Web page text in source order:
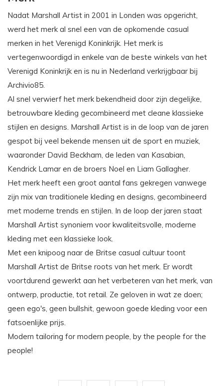
Nadat Marshall Artist in 2001 in Londen was opgericht,
werd het merk al snel een van de opkomende casual
merken in het Verenigd Koninkrijk. Het merk is
vertegenwoordigd in enkele van de beste winkels van het
Verenigd Koninkrijk en is nu in Nederland verkrijgbaar bij
Archivio85.
Al snel verwierf het merk bekendheid door zijn degelijke,
betrouwbare kleding gecombineerd met cleane klassieke
stijlen en designs. Marshall Artist is in de loop van de jaren
gespot bij veel bekende mensen uit de sport en muziek,
waaronder David Beckham, de leden van Kasabian,
Kendrick Lamar en de broers Noel en Liam Gallagher.
Het merk heeft een groot aantal fans gekregen vanwege
zijn mix van traditionele kleding en designs, gecombineerd
met moderne trends en stijlen. In de loop der jaren staat
Marshall Artist synoniem voor kwaliteitsvolle, moderne
kleding met een klassieke look.
Met een knipoog naar de Britse casual cultuur toont
Marshall Artist de Britse roots van het merk. Er wordt
voortdurend gewerkt aan het verbeteren van het merk, van
ontwerp, productie, tot retail. Ze geloven in wat ze doen;
geen ego's, geen bullshit, gewoon goede kleding voor een
fatsoenlijke prijs.
Modern tailoring for modern people, by the people for the
people!